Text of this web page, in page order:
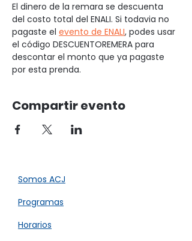
El dinero de la remara se descuenta
del costo total del ENALI. Si todavia no
pagaste el evento de ENALI, podes usar
el código DESCUENTOREMERA para
descontar el monto que ya pagaste
por esta prenda.
Compartir evento
Somos ACJ​
Programas
Horarios